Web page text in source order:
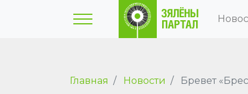
Главная Новости Бревет